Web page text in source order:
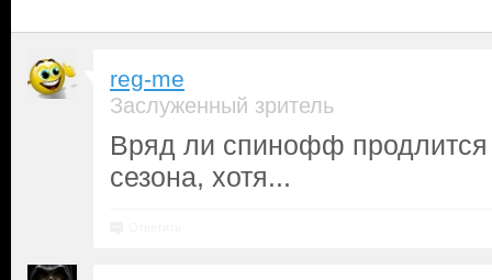
reg-me
Заслуженный зритель
Вряд ли спинофф продлится
сезона, хотя...